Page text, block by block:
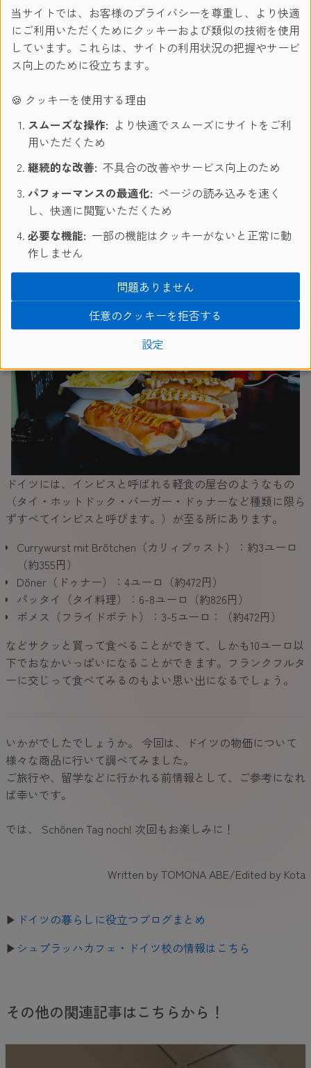
ディナーの場合は、25-50ユーロ（約3000円-5500円）くらい
と見積もっておいた方がよいでしょう。
ご存じの方も多いかとは思いますが、ドイツのレストランで
は水も有料です。注文する際には、大きな瓶または小さな瓶
円）とアルコールよりも割高な場合もあります。
近年、ドイツにもチップの制度が定着しつつあります。
必ずしも渡さなければいけないということはありませんが、
通常10-15％のチップを払うことが普通です。
「チップを払わない＝サービスが悪かった」というふうに捉
えられてしまうので要注意。
インビス（軽食）は比較的手ごろな価格
ドイツには、インビスと呼ばれる軽食の屋台のようなもの
（タイ・ホットドック・バーガー・ドゥナーなど種類に限ら
ずすべてインビスと呼びます。）が至る所にあります。
Currywurst mit Brötchen（カリィブヮスト）：約3ユーロ
（約355円）
Döner（ドゥナー）：4ユーロ（約472円）
パッタイ（タイ料理）：6-8ユーロ（約826円）
ポメス（フライドポテト）：3-5ユーロ：（約472円）
などサクッと買って食べることができて、しかも10ユーロ以
下でおなかいっぱいになることができます。フランクフルタ
ーに交じって食べてみるのもよい思い出になるでしょう。
いかがでしたでしょうか。 今回は、ドイツの物価について
様々な商品に行いて調べてみました。
ご旅行や、留学などに行かれる前情報として、ご参考になれ
ば幸いです。
では、 Schönen Tag noch! 次回もお楽しみに！
Written by TOMONA ABE/Edited by Kota
▶ ドイツの暮らしに役立つブログまとめ
▶ シュプラッハカフェ・ドイツ校の情報はこちら
その他の関連記事はこちらから！
当サイトでは、お客様のプライバシーを尊重し、より快適
にご利用いただくためにクッキーおよび類似の技術を使用
しています。これらは、サイトの利用状況の把握やサービ
ス向上のために役立ちます。
🍪 クッキーを使用する理由
スムーズな操作: より快適でスムーズにサイトをご利
用いただくため
継続的な改善: 不具合の改善やサービス向上のため
パフォーマンスの最適化: ページの読み込みを速く
し、快適に閲覧いただくため
必要な機能: 一部の機能はクッキーがないと正常に動
作しません
設定
任意のクッキーを拒否する
問題ありません